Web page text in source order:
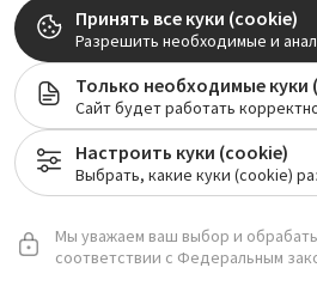
Викторенко Артем Юрьевич
Стаж: более
Принять все куки (cookie)
Разрешить необходимые и
Только необходимые куки
Сайт будет работать
Настроить куки (cookie)
Выбрать, какие куки (cookie)
Мы уважаем ваш выбор и
соответствии с Федеральным